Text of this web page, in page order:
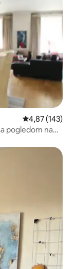
prosječna
4,87 (143)
pogledom na